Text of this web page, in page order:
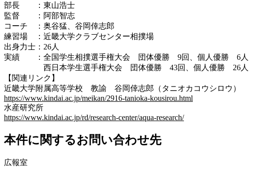
部長 ：東山浩士
監督 ：阿部智志
コーチ ：奥谷猛、谷岡倖志郎
練習場 ：近畿大学クラブセンター相撲場
出身力士：26人
実績 ：全国学生相撲選手権大会 団体優勝 9回、個人優勝 6人
西日本学生選手権大会 団体優勝 43回、個人優勝 26人
【関連リンク】
近畿大学附属高等学校 教諭 谷岡倖志郎（タニオカコウシロウ）
https://www.kindai.ac.jp/meikan/2916-tanioka-kousirou.html
水産研究所
https://www.kindai.ac.jp/rd/research-center/aqua-research/
本件に関するお問い合わせ先
広報室